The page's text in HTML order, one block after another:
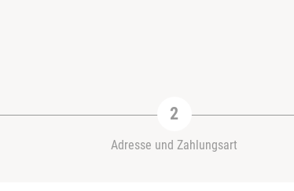
Adresse und Zahlungsart